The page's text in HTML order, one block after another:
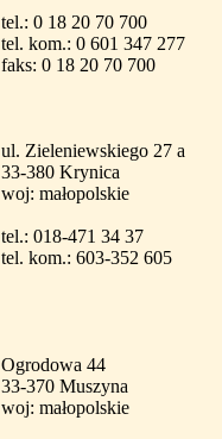
tel.: 0 18 20 70 700
tel. kom.: 0 601 347 277
faks: 0 18 20 70 700
ul. Zieleniewskiego 27 a
33-380 Krynica
woj: małopolskie
tel.: 018-471 34 37
tel. kom.: 603-352 605
Ogrodowa 44
33-370 Muszyna
woj: małopolskie